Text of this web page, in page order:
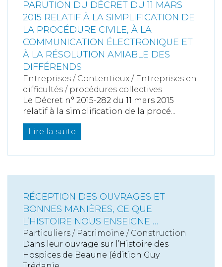
PARUTION DU DÉCRET DU 11 MARS
2015 RELATIF À LA SIMPLIFICATION DE
LA PROCÉDURE CIVILE, À LA
COMMUNICATION ÉLECTRONIQUE ET
À LA RÉSOLUTION AMIABLE DES
DIFFÉRENDS
Entreprises / Contentieux / Entreprises en
difficultés / procédures collectives
Le Décret n° 2015-282 du 11 mars 2015
relatif à la simplification de la procé...
Lire la suite
RÉCEPTION DES OUVRAGES ET
BONNES MANIÈRES, CE QUE
L’HISTOIRE NOUS ENSEIGNE …
Particuliers / Patrimoine / Construction
Dans leur ouvrage sur l’Histoire des
Hospices de Beaune (édition Guy